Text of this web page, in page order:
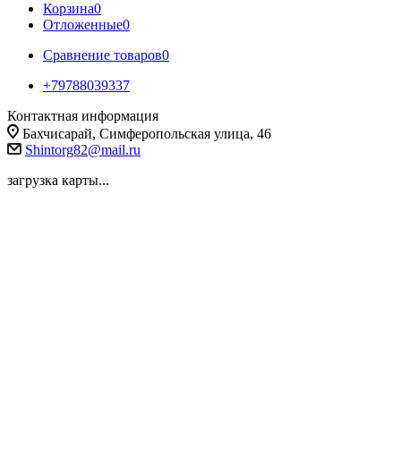
Корзина0
Отложенные0
Сравнение товаров0
+79788039337
Контактная информация
Бахчисарай, Симферопольская улица, 46
Shintorg82@mail.ru
загрузка карты...